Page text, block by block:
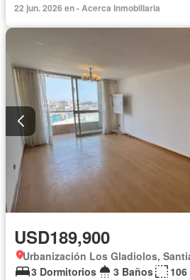
Acceso para personas con
Parcialmente
22 jun. 2026 en - Acerca Inmobiliaria
USD189,900
Urbanización Los Gladiolos,
3 Dormitorios
3 Baños
106